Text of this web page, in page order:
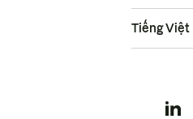
Tiếng Việt